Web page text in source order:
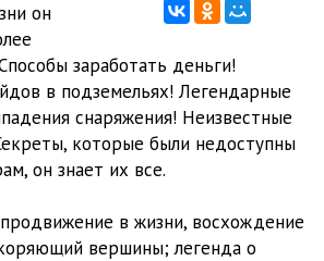
он
заработать деньги!
в подземельях! Легендарные
снаряжения! Неизвестные
которые были недоступны
он знает их все.
в жизни, восхождение
вершины; легенда о